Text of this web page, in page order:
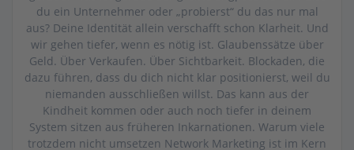
du ein Unternehmer oder „probierst“ du das nur mal
aus? Deine Identität allein verschafft schon Klarheit. Und
wir gehen tiefer, wenn es nötig ist. Glaubenssätze über
Geld. Über Verkaufen. Über Sichtbarkeit. Blockaden, die
dazu führen, dass du dich nicht klar positionierst, weil du
niemanden ausschließen willst. Das kann aus der
Kindheit kommen oder auch noch tiefer in deinem
System sitzen aus früheren Inkarnationen. Warum viele
trotzdem nicht umsetzen Network Marketing ist im Kern